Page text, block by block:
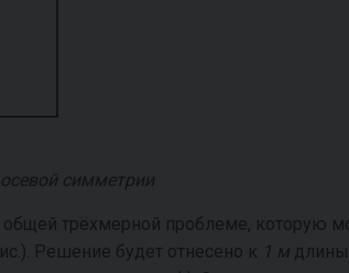
симметрии
трёхмерной проблеме, которую
Решение будет отнесено к 1 м